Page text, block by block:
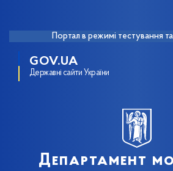
Портал в режимі тестування
GOV.UA
Державні сайти України
Департамент